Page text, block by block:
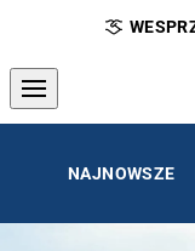
NAJNOWSZE